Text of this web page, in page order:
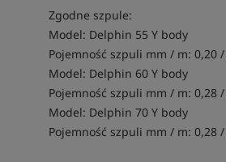
Zgodne szpule:
Model: Delphin 55 Y body
Pojemność szpuli mm / m: 0,20
Model: Delphin 60 Y body
Pojemność szpuli mm / m: 0,28
Model: Delphin 70 Y body
Pojemność szpuli mm / m: 0,28